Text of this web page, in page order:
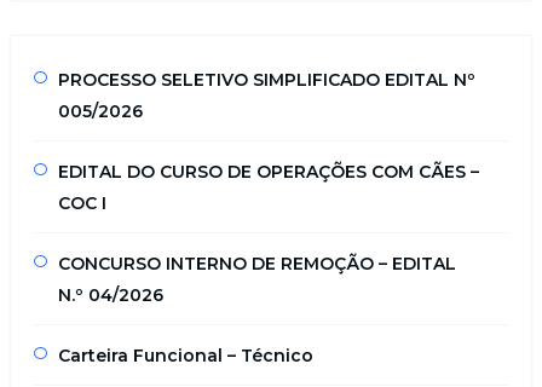
PROCESSO SELETIVO SIMPLIFICADO EDITAL Nº
005/2026
EDITAL DO CURSO DE OPERAÇÕES COM CÃES –
COC I
CONCURSO INTERNO DE REMOÇÃO – EDITAL
N.º 04/2026
Carteira Funcional – Técnico